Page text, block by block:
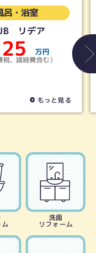
呂・浴室
リデア
万円
税、諸経費含む）
もっと見る
ム
洗面
リフォーム